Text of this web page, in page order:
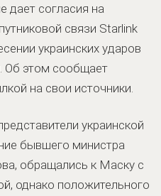
дает согласия на
связи Starlink
украинских ударов
Об этом сообщает
на свои источники.
украинской
бывшего министра
обращались к Маску с
однако положительного